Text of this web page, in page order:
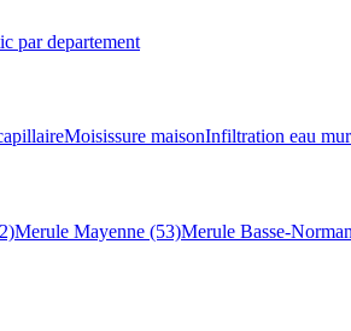
par departement
Moisissure maisonInfiltration eau mur
Merule Mayenne (53)Merule Basse-